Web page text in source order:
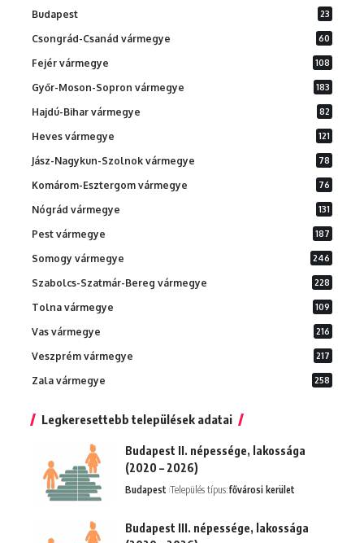
Budapest 23
Csongrád-Csanád vármegye 60
Fejér vármegye 108
Győr-Moson-Sopron vármegye 183
Hajdú-Bihar vármegye 82
Heves vármegye 121
Jász-Nagykun-Szolnok vármegye 78
Komárom-Esztergom vármegye 76
Nógrád vármegye 131
Pest vármegye 187
Somogy vármegye 246
Szabolcs-Szatmár-Bereg vármegye 228
Tolna vármegye 109
Vas vármegye 216
Veszprém vármegye 217
Zala vármegye 258
Legkeresettebb települések adatai
Budapest II. népessége, lakossága
(2020 – 2026)
Budapest Település típus:fővárosi kerület
Budapest III. népessége, lakossága